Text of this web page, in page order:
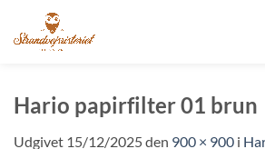
indhold
Hario papirfilter 01 brun
Udgivet 15/12/2025den 900 × 900 i